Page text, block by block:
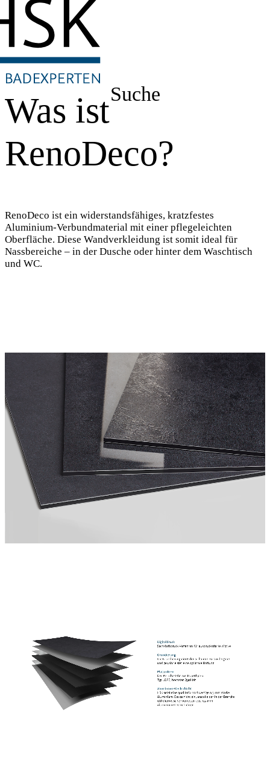
Suche
Was ist
RenoDeco?
RenoDeco ist ein widerstandsfähiges, kratzfestes
Aluminium-Verbundmaterial mit einer pflegeleichten
Oberfläche. Diese Wandverkleidung ist somit ideal für
Nassbereiche – in der Dusche oder hinter dem Waschtisch
und WC.